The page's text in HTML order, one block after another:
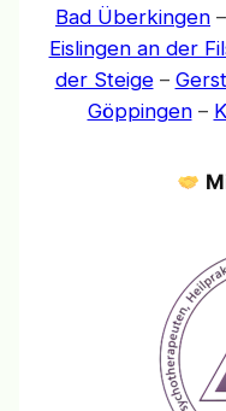
Bad Überkingen –
Eislingen an der
der Steige–
Göppingen–